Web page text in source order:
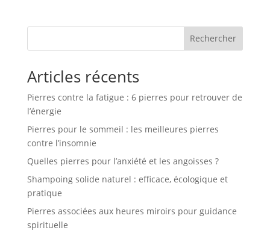
14.50 €
Rechercher
Articles récents
Pierres contre la fatigue : 6 pierres pour retrouver de
l’énergie
Pierres pour le sommeil : les meilleures pierres
contre l’insomnie
Quelles pierres pour l’anxiété et les angoisses ?
Shampoing solide naturel : efficace, écologique et
pratique
Pierres associées aux heures miroirs pour guidance
spirituelle